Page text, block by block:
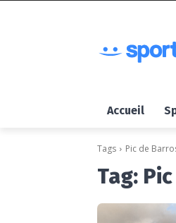
Accueil
Tags Pic de
Tag: